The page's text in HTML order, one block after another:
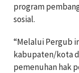
program
sosial.
“Melalui Pergub
kabupaten/kota
pemenuhan hak